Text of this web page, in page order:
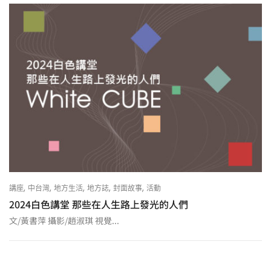
講座, 中台灣, 地方生活, 地方誌, 封面故事, 活動
2024白色講堂 那些在人生路上發光的人們
文/黃書萍 攝影/趙淑琪 視覺...